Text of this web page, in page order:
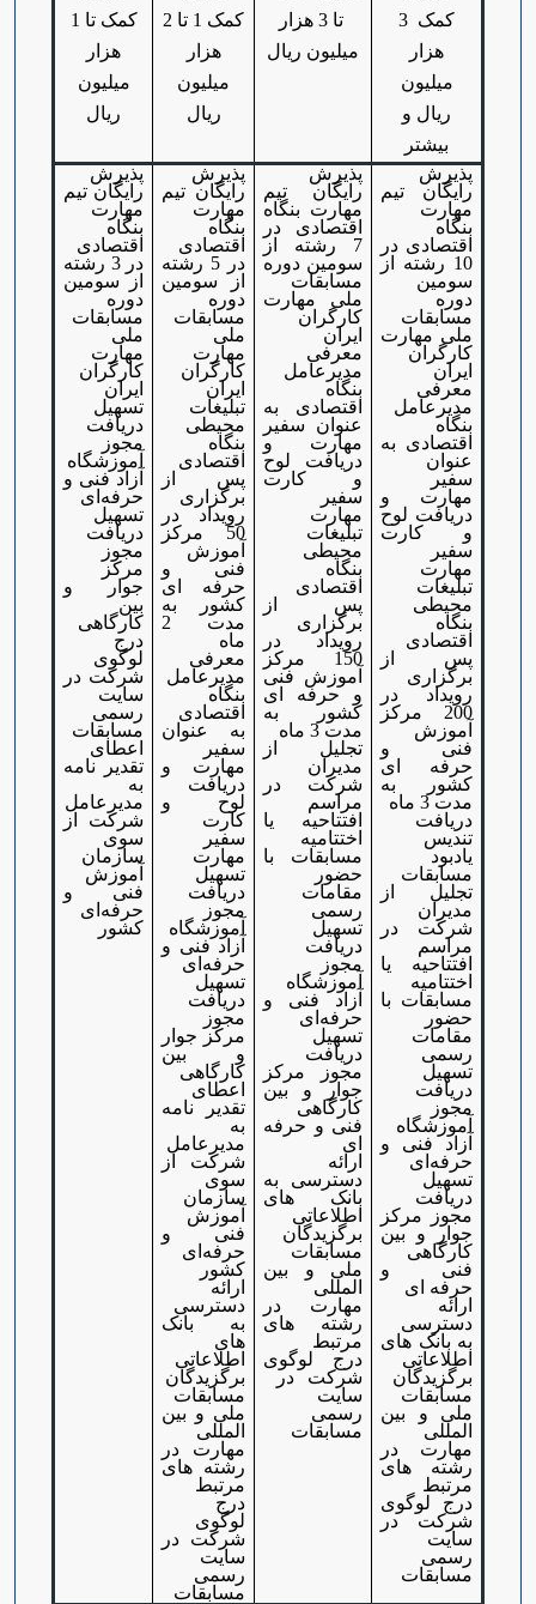
کمک 3
هزار
میلیون
ریال و
بیشتر
تا 3 هزار
میلیون ریال
کمک
1 تا 2
هزار
میلیون
ریال
کمک تا 1
هزار
میلیون
ریال
پذیرش
رایگان تیم
مهارت
بنگاه
اقتصادی در
10 رشته از
سومین
دوره
مسابقات
ملی مهارت
کارگران
ایران
معرفی
مدیرعامل
بنگاه
اقتصادی به
عنوان
سفیر
مهارت و
دریافت لوح
و کارت
سفیر
مهارت
تبلیغات
محیطی
بنگاه
اقتصادی
پس از
برگزاری
رویداد در
200 مرکز
آموزش
فنی و
حرفه ای
کشور به
مدت 3 ماه
دریافت
تندیس
یادبود
مسابقات
تجلیل از
مدیران
شرکت در
مراسم
افتتاحیه یا
اختتامیه
مسابقات با
حضور
مقامات
رسمی
تسهیل
دریافت
مجوز
آموزشگاه
آزاد فنی و
حرفه‌ای
تسهیل
دریافت
مجوز مرکز
جوار و بین
کارگاهی
فنی و
حرفه ای
ارائه
دسترسی
به بانک های
اطلاعاتی
برگزیدگان
مسابقات
ملی و بین
المللی
مهارت در
رشته های
مرتبط
درج لوگوی
شرکت در
سایت
رسمی
مسابقات
پذیرش
رایگان تیم
مهارت بنگاه
اقتصادی در
7 رشته از
سومین دوره
مسابقات
ملی مهارت
کارگران
ایران
معرفی
مدیرعامل
بنگاه
اقتصادی به
عنوان سفیر
مهارت و
دریافت لوح
و کارت
سفیر
مهارت
تبلیغات
محیطی
بنگاه
اقتصادی
پس از
برگزاری
رویداد در
150 مرکز
آموزش فنی
و حرفه ای
کشور به
مدت 3 ماه
تجلیل از
مدیران
شرکت در
مراسم
افتتاحیه یا
اختتامیه
مسابقات با
حضور
مقامات
رسمی
تسهیل
دریافت
مجوز
آموزشگاه
آزاد فنی و
حرفه‌ای
تسهیل
دریافت
مجوز مرکز
جوار و بین
کارگاهی
فنی و حرفه
ای
ارائه
دسترسی به
بانک های
اطلاعاتی
برگزیدگان
مسابقات
ملی و بین
المللی
مهارت در
رشته های
مرتبط
درج لوگوی
شرکت در
سایت
رسمی
مسابقات
پذیرش
رایگان تیم
مهارت
بنگاه
اقتصادی
در 5 رشته
از سومین
دوره
مسابقات
ملی
مهارت
کارگران
ایران
تبلیغات
محیطی
بنگاه
اقتصادی
پس از
برگزاری
رویداد در
50 مرکز
آموزش
فنی و
حرفه ای
کشور به
مدت 2
ماه
معرفی
مدیرعامل
بنگاه
اقتصادی
به عنوان
سفیر
مهارت و
دریافت
لوح و
کارت
سفیر
مهارت
تسهیل
دریافت
مجوز
آموزشگاه
آزاد فنی و
حرفه‌ای
تسهیل
دریافت
مجوز
مرکز جوار
و بین
کارگاهی
اعطای
تقدیر نامه
به
مدیرعامل
شرکت از
سوی
سازمان
آموزش
فنی و
حرفه‌ای
کشور
ارائه
دسترسی
به بانک
های
اطلاعاتی
برگزیدگان
مسابقات
ملی و بین
المللی
مهارت در
رشته های
مرتبط
درج
لوگوی
شرکت در
سایت
رسمی
مسابقات
پذیرش
رایگان تیم
مهارت
بنگاه
اقتصادی
در 3 رشته
از سومین
دوره
مسابقات
ملی
مهارت
کارگران
ایران
تسهیل
دریافت
مجوز
آموزشگاه
آزاد فنی و
حرفه‌ای
تسهیل
دریافت
مجوز
مرکز
جوار و
بین
کارگاهی
درج
لوگوی
شرکت در
سایت
رسمی
مسابقات
اعطای
تقدیر نامه
به
مدیرعامل
شرکت از
سوی
سازمان
آموزش
فنی و
حرفه‌ای
کشور